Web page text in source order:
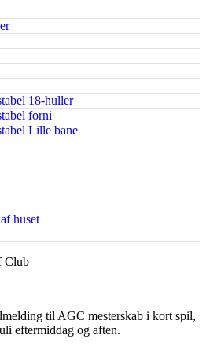
18-huller
forni
Lille bane
huset
Club
til AGC mesterskab i kort spil,
eftermiddag og aften.